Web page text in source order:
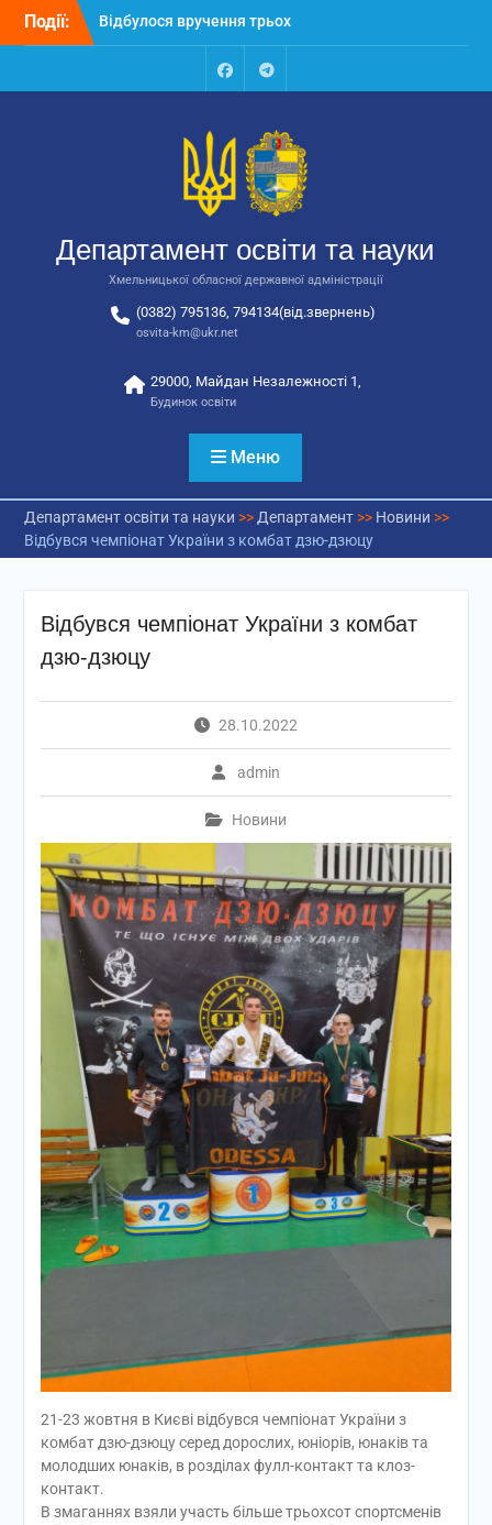
Перейти
Події:
Відбулося засідання
колегії Департаменту
освіти та науки обласної
державної адміністрації
відповідальних за
національно-патріотичне
FacebookTalegram
Департамент освіти та науки
Хмельницької обласної державної адміністрації
(0382) 795136, 794134(від.звернень)
osvita-km@ukr.net
29000, Майдан Незалежності 1,
Будинок освіти
Меню
Департамент освіти та науки >> Департамент>> Новини >>
Відбувся чемпіонат України з комбат дзю-дзюцу
Відбувся чемпіонат України з комбат
дзю-дзюцу
28.10.2022
admin
Новини
21-23 жовтня в Києві відбувся чемпіонат України з
комбат дзю-дзюцу серед дорослих, юніорів, юнаків та
молодших юнаків, в розділах фулл-контакт та клоз-
контакт.
В змаганнях взяли участь більше трьохсот спортсменів